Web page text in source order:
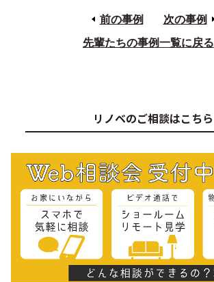
前の事例
次の事例
先輩たちの事例一覧に戻る
リノベのご相談はこちら